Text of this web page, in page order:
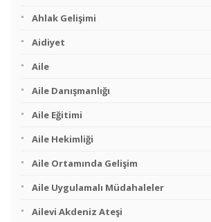
Ahlak Gelişimi
Aidiyet
Aile
Aile Danışmanlığı
Aile Eğitimi
Aile Hekimliği
Aile Ortamında Gelişim
Aile Uygulamalı Müdahaleler
Ailevi Akdeniz Ateşi